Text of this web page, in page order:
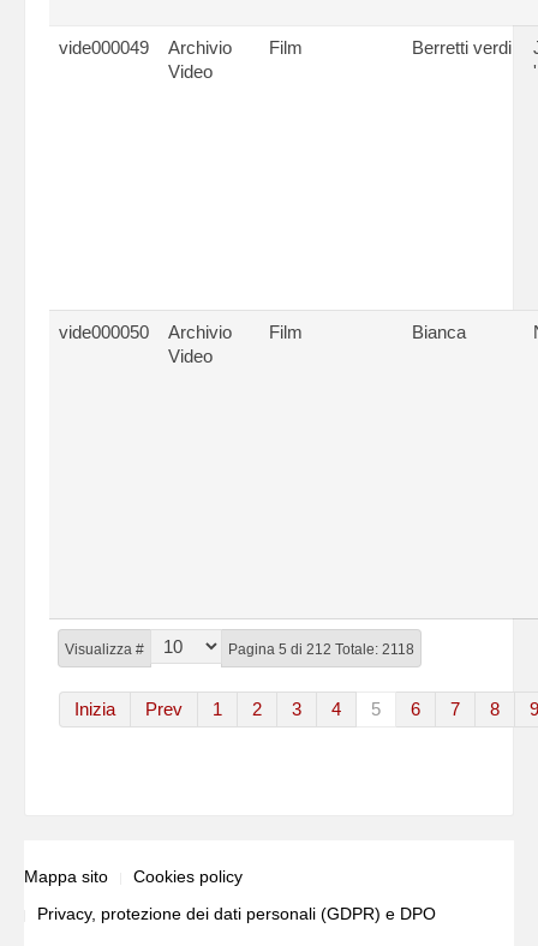
Visualizza # Pagina 5 di 212 Totale: 2118
Inizia Prev 1 2 3 4 5 6 7 8 9
vide000049
Archivio
Video
Film Berretti verdi
vide000050
Archivio
Video
Film Bianca
Mappa sito
Cookies policy
Privacy, protezione dei dati personali (GDPR) e DPO